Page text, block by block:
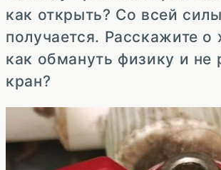
как открыть? Со всей
получается. Расскажите о
как обмануть физику и не
кран?